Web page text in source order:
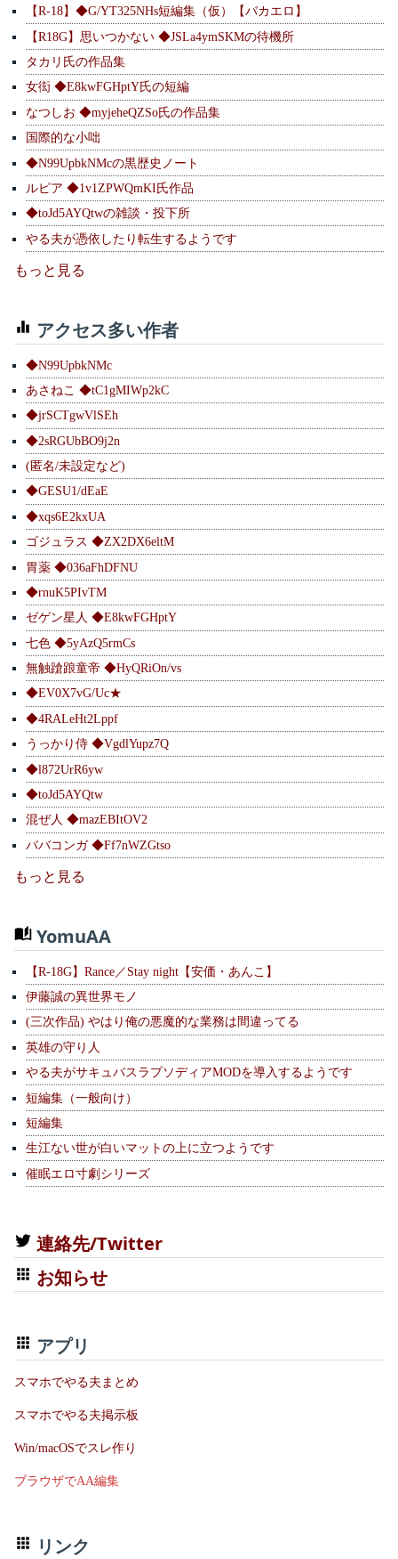
【R-18】◆G/YT325NHs短編集（仮）【バカエロ】
【R18G】思いつかない ◆JSLa4ymSKMの待機所
タカリ氏の作品集
女衒 ◆E8kwFGHptY氏の短編
なつしお ◆myjeheQZSo氏の作品集
国際的な小咄
◆N99UpbkNMcの黒歴史ノート
ルピア ◆1v1ZPWQmKI氏作品
◆toJd5AYQtwの雑談・投下所
やる夫が憑依したり転生するようです
もっと見る
アクセス多い作者
◆N99UpbkNMc
あさねこ ◆tC1gMIWp2kC
◆jrSCTgwVlSEh
◆2sRGUbBO9j2n
(匿名/未設定など)
◆GESU1/dEaE
◆xqs6E2kxUA
ゴジュラス ◆ZX2DX6eltM
胃薬 ◆036aFhDFNU
◆rnuK5PIvTM
ゼゲン星人 ◆E8kwFGHptY
七色 ◆5yAzQ5rmCs
無触蹌踉童帝 ◆HyQRiOn/vs
◆EV0X7vG/Uc★
◆4RALeHt2Lppf
うっかり侍 ◆VgdlYupz7Q
◆l872UrR6yw
◆toJd5AYQtw
混ぜ人 ◆mazEBItOV2
ババコンガ ◆Ff7nWZGtso
もっと見る
YomuAA
【R-18G】Rance／Stay night【安価・あんこ】
伊藤誠の異世界モノ
(三次作品) やはり俺の悪魔的な業務は間違ってる
英雄の守り人
やる夫がサキュバスラプソディアMODを導入するようです
短編集（一般向け）
短編集
生江ない世が白いマットの上に立つようです
催眠エロ寸劇シリーズ
連絡先/Twitter
お知らせ
アプリ
スマホでやる夫まとめ
スマホでやる夫掲示板
Win/macOSでスレ作り
ブラウザでAA編集
リンク